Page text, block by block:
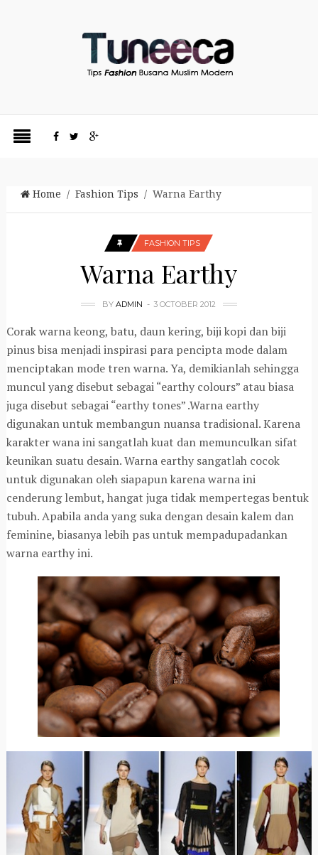
Home / Fashion Tips / Warna Earthy
FASHION TIPS
Warna Earthy
BY ADMIN 3 OCTOBER 2012
Corak warna keong, batu, daun kering, biji kopi dan biji
pinus bisa menjadi inspirasi para pencipta mode dalam
menciptakan mode tren warna. Ya, demikianlah sehingga
muncul yang disebut sebagai “earthy colours” atau biasa
juga disebut sebagai “earthy tones” .Warna earthy
digunakan untuk membangun nuansa tradisional. Karena
karakter wana ini sangatlah kuat dan memunculkan sifat
keunikan suatu desain. Warna earthy sangatlah cocok
untuk digunakan oleh siapapun karena warna ini
cenderung lembut, hangat juga tidak mempertegas bentuk
tubuh. Apabila anda yang suka dengan desain kalem dan
feminine, biasanya lebih pas untuk mempadupadankan
warna earthy ini.